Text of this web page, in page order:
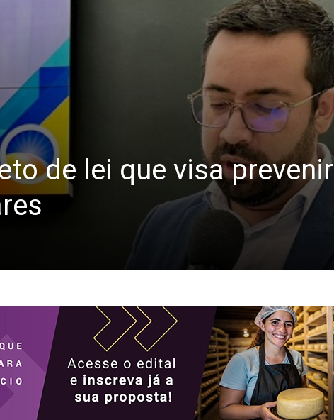
de lei que visa prevenir